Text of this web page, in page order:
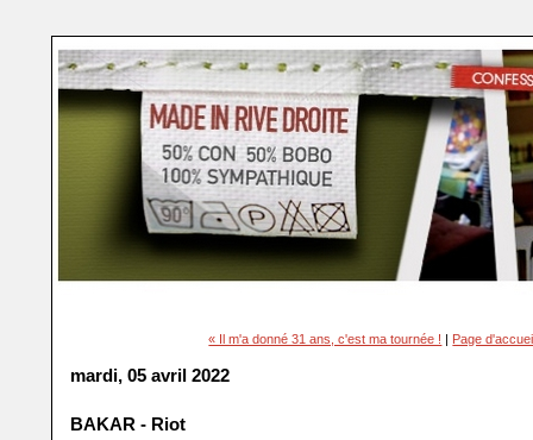
« Il m'a donné 31 ans, c'est ma tournée ! | Page
mardi, 05 avril 2022
BAKAR - Riot